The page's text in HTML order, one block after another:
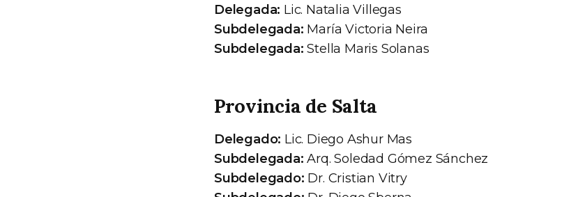
Delegada: Lic. Natalia Villegas
Subdelegada: María Victoria Neira
Subdelegada: Stella Maris Solanas
Provincia de Salta
Delegado: Lic. Diego Ashur Mas
Subdelegada: Arq. Soledad Gómez Sánchez
Subdelegado: Dr. Cristian Vitry